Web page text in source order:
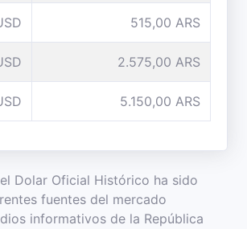
515,00 ARS
2.575,00 ARS
5.150,00 ARS
Dolar Oficial Histórico ha sido
fuentes del mercado
informativos de la República